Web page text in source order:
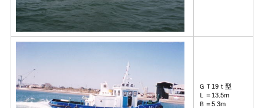
ＧＴ19ｔ型
Ｌ＝13.5m
Ｂ＝5.3m